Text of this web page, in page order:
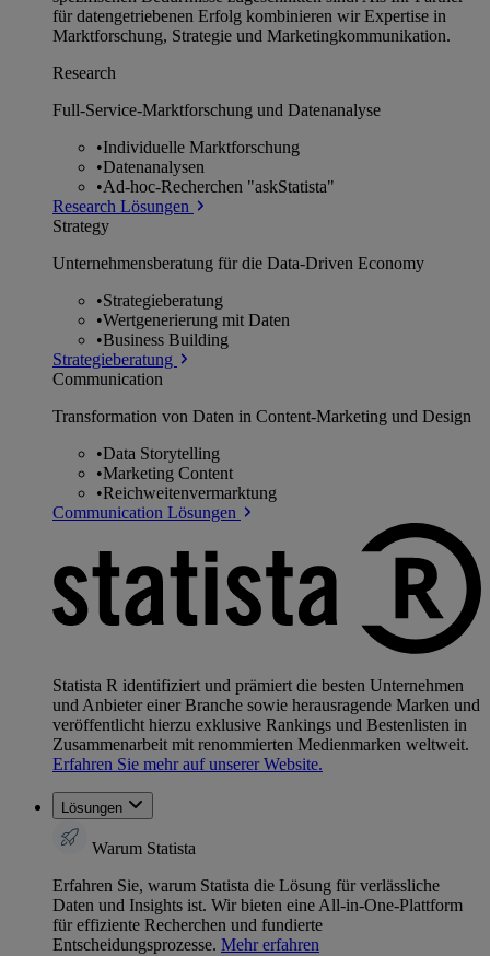
für datengetriebenen Erfolg kombinieren wir Expertise in
Marktforschung, Strategie und Marketingkommunikation.
Research
Full-Service-Marktforschung und Datenanalyse
•Individuelle Marktforschung
•Datenanalysen
•Ad-hoc-Recherchen "askStatista"
Research Lösungen
Strategy
Unternehmens­beratung für die Data-Driven Economy
•Strategieberatung
•Wertgenerierung mit Daten
•Business Building
Strategieberatung
Communication
Transformation von Daten in Content-Marketing und Design
•Data Storytelling
•Marketing Content
•Reichweitenvermarktung
Communication Lösungen
Statista R identifiziert und prämiert die besten Unternehmen
und Anbieter einer Branche sowie herausragende Marken und
veröffentlicht hierzu exklusive Rankings und Bestenlisten in
Zusammenarbeit mit renommierten Medienmarken weltweit.
Erfahren Sie mehr auf unserer Website.
Lösungen
Warum Statista
Erfahren Sie, warum Statista die Lösung für verlässliche
Daten und Insights ist. Wir bieten eine All-in-One-Plattform
für effiziente Recherchen und fundierte
Entscheidungsprozesse. Mehr erfahren